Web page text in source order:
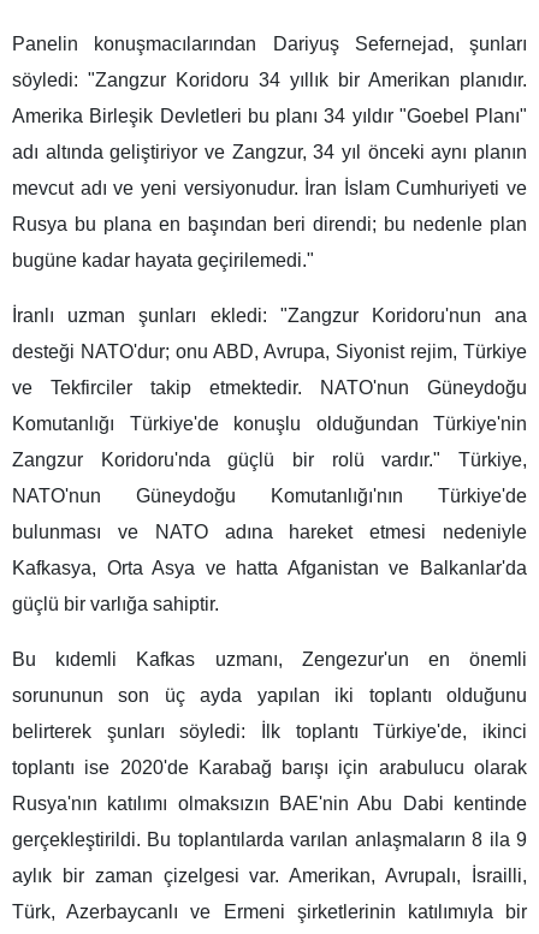
Panelin konuşmacılarından Dariyuş Sefernejad, şunları
söyledi: "Zangzur Koridoru 34 yıllık bir Amerikan planıdır.
Amerika Birleşik Devletleri bu planı 34 yıldır "Goebel Planı"
adı altında geliştiriyor ve Zangzur, 34 yıl önceki aynı planın
mevcut adı ve yeni versiyonudur. İran İslam Cumhuriyeti ve
Rusya bu plana en başından beri direndi; bu nedenle plan
bugüne kadar hayata geçirilemedi."
İranlı uzman şunları ekledi: "Zangzur Koridoru'nun ana
desteği NATO'dur; onu ABD, Avrupa, Siyonist rejim, Türkiye
ve Tekfirciler takip etmektedir. NATO'nun Güneydoğu
Komutanlığı Türkiye'de konuşlu olduğundan Türkiye'nin
Zangzur Koridoru'nda güçlü bir rolü vardır." Türkiye,
NATO'nun Güneydoğu Komutanlığı'nın Türkiye'de
bulunması ve NATO adına hareket etmesi nedeniyle
Kafkasya, Orta Asya ve hatta Afganistan ve Balkanlar'da
güçlü bir varlığa sahiptir.
Bu kıdemli Kafkas uzmanı, Zengezur'un en önemli
sorununun son üç ayda yapılan iki toplantı olduğunu
belirterek şunları söyledi: İlk toplantı Türkiye'de, ikinci
toplantı ise 2020'de Karabağ barışı için arabulucu olarak
Rusya'nın katılımı olmaksızın BAE'nin Abu Dabi kentinde
gerçekleştirildi. Bu toplantılarda varılan anlaşmaların 8 ila 9
aylık bir zaman çizelgesi var. Amerikan, Avrupalı, İsrailli,
Türk, Azerbaycanlı ve Ermeni şirketlerinin katılımıyla bir